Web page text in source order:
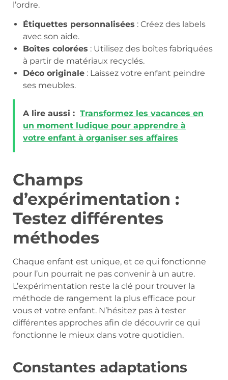
l’ordre.
Étiquettes personnalisées : Créez des labels
avec son aide.
Boîtes colorées : Utilisez des boîtes fabriquées
à partir de matériaux recyclés.
Déco originale : Laissez votre enfant peindre
ses meubles.
A lire aussi : Transformez les vacances en
un moment ludique pour apprendre à
votre enfant à organiser ses affaires
Champs
d’expérimentation :
Testez différentes
méthodes
Chaque enfant est unique, et ce qui fonctionne
pour l’un pourrait ne pas convenir à un autre.
L’expérimentation reste la clé pour trouver la
méthode de rangement la plus efficace pour
vous et votre enfant. N’hésitez pas à tester
différentes approches afin de découvrir ce qui
fonctionne le mieux dans votre quotidien.
Constantes adaptations